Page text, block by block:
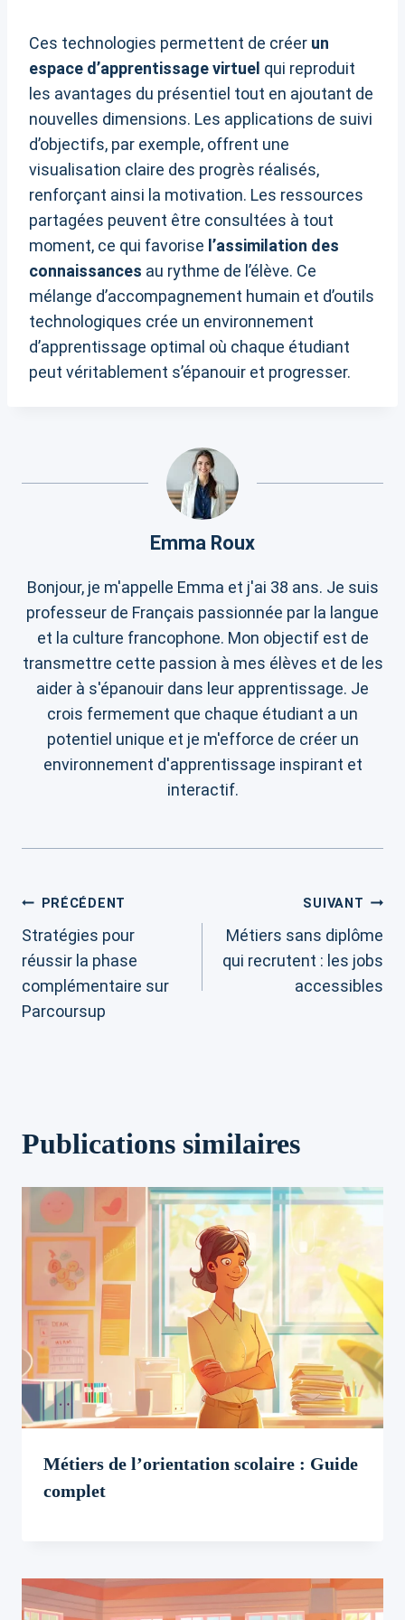
Ces technologies permettent de créer un
espace d’apprentissage virtuel qui reproduit
les avantages du présentiel tout en ajoutant de
nouvelles dimensions. Les applications de suivi
d’objectifs, par exemple, offrent une
visualisation claire des progrès réalisés,
renforçant ainsi la motivation. Les ressources
partagées peuvent être consultées à tout
moment, ce qui favorise l’assimilation des
connaissances au rythme de l’élève. Ce
mélange d’accompagnement humain et d’outils
technologiques crée un environnement
d’apprentissage optimal où chaque étudiant
peut véritablement s’épanouir et progresser.
Emma Roux
Bonjour, je m'appelle Emma et j'ai 38 ans. Je suis
professeur de Français passionnée par la langue
et la culture francophone. Mon objectif est de
transmettre cette passion à mes élèves et de les
aider à s'épanouir dans leur apprentissage. Je
crois fermement que chaque étudiant a un
potentiel unique et je m'efforce de créer un
environnement d'apprentissage inspirant et
interactif.
Navigation
de
l’article
PRÉCÉDENT
Stratégies pour
réussir la phase
complémentaire sur
Parcoursup
SUIVANT
Métiers sans diplôme
qui recrutent : les jobs
accessibles
Publications similaires
Métiers de l’orientation scolaire : Guide
complet